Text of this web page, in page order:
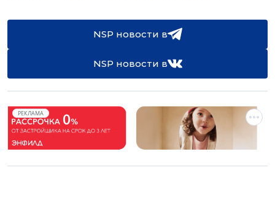
NSP новости в
NSP новости в
РЕКЛАМА